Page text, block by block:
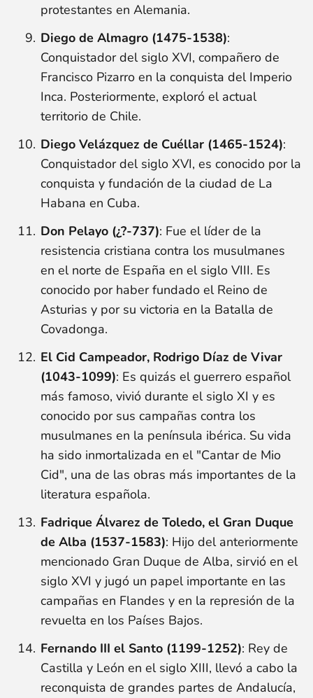
protestantes en Alemania.
Diego de Almagro (1475-1538):
Conquistador del siglo XVI, compañero de
Francisco Pizarro en la conquista del Imperio
Inca. Posteriormente, exploró el actual
territorio de Chile.
Diego Velázquez de Cuéllar (1465-1524):
Conquistador del siglo XVI, es conocido por la
conquista y fundación de la ciudad de La
Habana en Cuba.
Don Pelayo (¿?-737): Fue el líder de la
resistencia cristiana contra los musulmanes
en el norte de España en el siglo VIII. Es
conocido por haber fundado el Reino de
Asturias y por su victoria en la Batalla de
Covadonga.
El Cid Campeador, Rodrigo Díaz de Vivar
(1043-1099): Es quizás el guerrero español
más famoso, vivió durante el siglo XI y es
conocido por sus campañas contra los
musulmanes en la península ibérica. Su vida
ha sido inmortalizada en el "Cantar de Mio
Cid", una de las obras más importantes de la
literatura española.
Fadrique Álvarez de Toledo, el Gran Duque
de Alba (1537-1583): Hijo del anteriormente
mencionado Gran Duque de Alba, sirvió en el
siglo XVI y jugó un papel importante en las
campañas en Flandes y en la represión de la
revuelta en los Países Bajos.
Fernando III el Santo (1199-1252): Rey de
Castilla y León en el siglo XIII, llevó a cabo la
reconquista de grandes partes de Andalucía,